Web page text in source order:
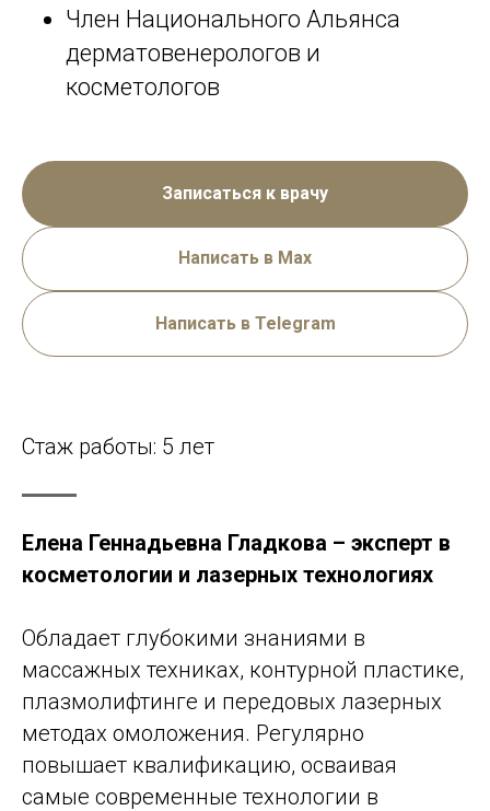
Член Национального Альянса
дерматовенерологов и
косметологов
Записаться к врачу
Написать в Max
Написать в Telegram
Стаж работы: 5 лет
Елена Геннадьевна Гладкова – эксперт в
косметологии и лазерных технологиях
Обладает глубокими знаниями в
массажных техниках, контурной пластике,
плазмолифтинге и передовых лазерных
методах омоложения. Регулярно
повышает квалификацию, осваивая
самые современные технологии в